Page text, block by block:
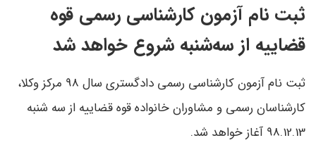
ثبت نام آزمون کارشناسی رسمی قوه
قضاییه از سه‌شنبه شروع خواهد شد
ثبت نام آزمون کارشناسی رسمی دادگستری سال 98 مرکز وکلا،
کارشناسان رسمی و مشاوران خانواده قوه قضاییه از سه شنبه
98.12.13 آغاز خواهد شد.